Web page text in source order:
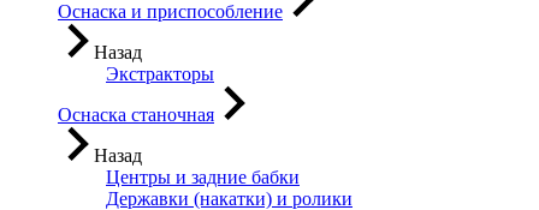
Оснаска и приспособление
Назад
Экстракторы
Оснаска станочная
Назад
Центры и задние бабки
Державки (накатки) и ролики